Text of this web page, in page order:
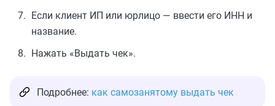
Если клиент ИП или юрлицо — ввести его ИНН и
название.
Нажать «Выдать чек».
Подробнее: как самозанятому выдать чек